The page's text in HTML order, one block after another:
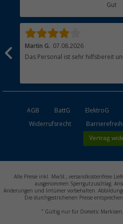
Gut
Martin G. 07.08.2026
Das Personal ist sehr hilfsbereit
AGB BattG ElektroG
Widerrufsrecht
Vertrag
Alle Preise inkl. MwSt., versandkostenfreie
ausgenommen Sperrgutzuschlag.
Änderungen und Irrtümer vorbehalten.
Die durchgestrichenen Preise
*Gültig nur für Dometic Markisen.